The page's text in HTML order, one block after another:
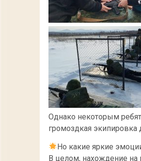
Однако некоторым
громоздкая экипировка
Но какие яркие
В целом, нахождение